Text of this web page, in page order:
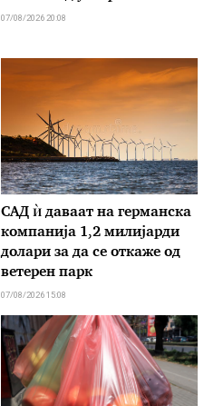
07/08/2026 20:08
САД ѝ даваат на германска
компанија 1,2 милијарди
долари за да се откаже од
ветерен парк
07/08/2026 15:08